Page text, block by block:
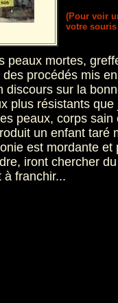
(Pour voir
votre
peaux mortes,
procédés mis
discours sur la
plus résistants que
peaux, corps sain
un enfant taré
est mordante et
iront chercher
à franchir...